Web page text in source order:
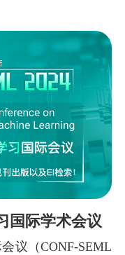
国际学术会议
议（CONF-SEML